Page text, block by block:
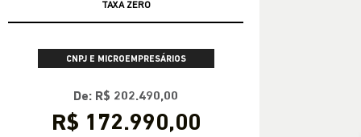
TAXA ZERO
CNPJ E MICROEMPRESÁRIOS
De: R$ 202.490,00
R$ 172.990,00